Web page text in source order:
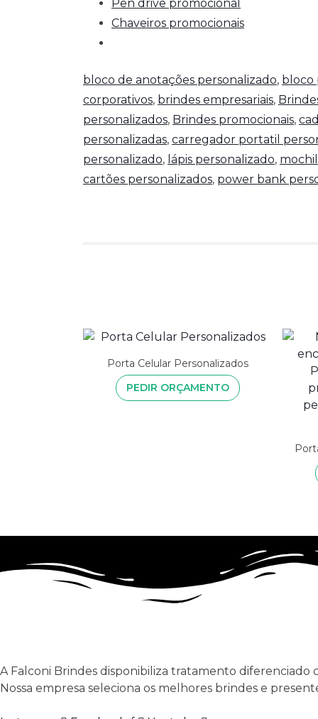
Pen drive promocional
Chaveiros promocionais
bloco de anotações personalizado, bloco
corporativos, brindes empresariais,
personalizados, Brindes promocionais,
personalizadas, carregador portatil
personalizado, lápis personalizado,
cartões personalizados, power bank
Porta Celular Personalizados
PEDIR ORÇAMENTO
A Falconi Brindes disponibiliza tratamento diferenciado
Nossa empresa seleciona os melhores brindes e